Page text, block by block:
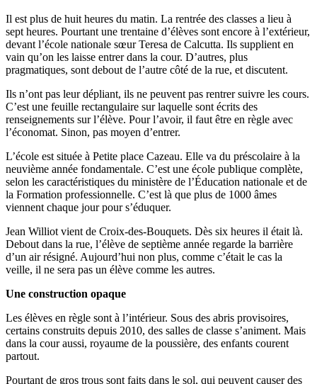
Il est plus de huit heures du matin. La rentrée des classes a lieu à
sept heures. Pourtant une trentaine d’élèves sont encore à l’extérieur,
devant l’école nationale sœur Teresa de Calcutta. Ils supplient en
vain qu’on les laisse entrer dans la cour. D’autres, plus
pragmatiques, sont debout de l’autre côté de la rue, et discutent.
Ils n’ont pas leur dépliant, ils ne peuvent pas rentrer suivre les cours.
C’est une feuille rectangulaire sur laquelle sont écrits des
renseignements sur l’élève. Pour l’avoir, il faut être en règle avec
l’économat. Sinon, pas moyen d’entrer.
L’école est située à Petite place Cazeau. Elle va du préscolaire à la
neuvième année fondamentale. C’est une école publique complète,
selon les caractéristiques du ministère de l’Éducation nationale et de
la Formation professionnelle. C’est là que plus de 1000 âmes
viennent chaque jour pour s’éduquer.
Jean Williot vient de Croix-des-Bouquets. Dès six heures il était là.
Debout dans la rue, l’élève de septième année regarde la barrière
d’un air résigné. Aujourd’hui non plus, comme c’était le cas la
veille, il ne sera pas un élève comme les autres.
Une construction opaque
Les élèves en règle sont à l’intérieur. Sous des abris provisoires,
certains construits depuis 2010, des salles de classe s’animent. Mais
dans la cour aussi, royaume de la poussière, des enfants courent
partout.
Pourtant de gros trous sont faits dans le sol, qui peuvent causer des